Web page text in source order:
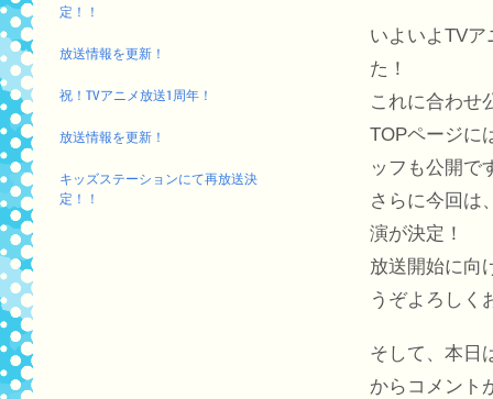
定！！
放送情報を更新！
祝！TVアニメ放送1周年！
放送情報を更新！
キッズステーションにて再放送決
定！！
いよいよTV
た！
これに合わせ
TOPページに
ッフも公開で
さらに今回は
演が決定！
放送開始に向
うぞよろしく
そして、本日
からコメント